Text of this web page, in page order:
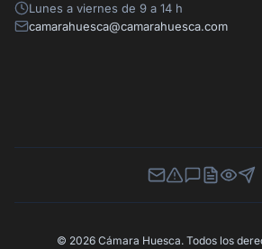
Lunes a viernes de 9 a 14 h
camarahuesca@camarahuesca.com
Newsletter
Canal de
Buzón de
PerfilLey de
© 2026 Cámara Huesca. Todos los